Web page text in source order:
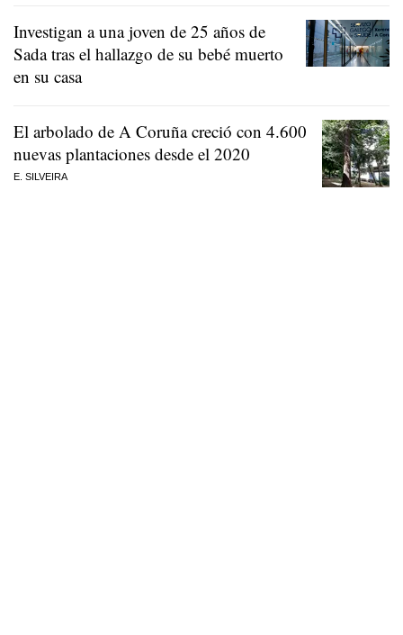
Investigan a una joven de 25 años de
Sada tras el hallazgo de su bebé muerto
en su casa
El arbolado de A Coruña creció con 4.600
nuevas plantaciones desde el 2020
E. SILVEIRA